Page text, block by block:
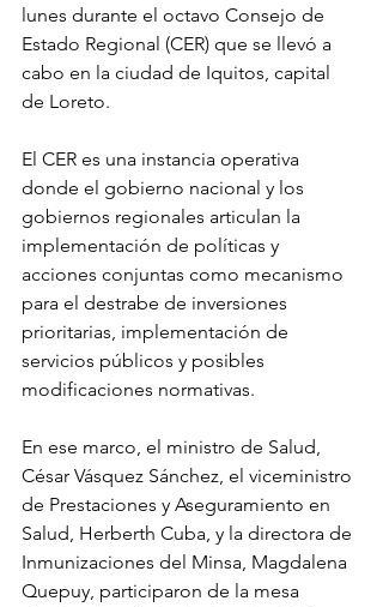
lunes durante el octavo Consejo de
Estado Regional (CER) que se llevó a
cabo en la ciudad de Iquitos, capital
de Loreto.
El CER es una instancia operativa
donde el gobierno nacional y los
gobiernos regionales articulan la
implementación de políticas y
acciones conjuntas como mecanismo
para el destrabe de inversiones
prioritarias, implementación de
servicios públicos y posibles
modificaciones normativas.
En ese marco, el ministro de Salud,
César Vásquez Sánchez, el viceministro
de Prestaciones y Aseguramiento en
Salud, Herberth Cuba, y la directora de
Inmunizaciones del Minsa, Magdalena
Quepuy, participaron de la mesa